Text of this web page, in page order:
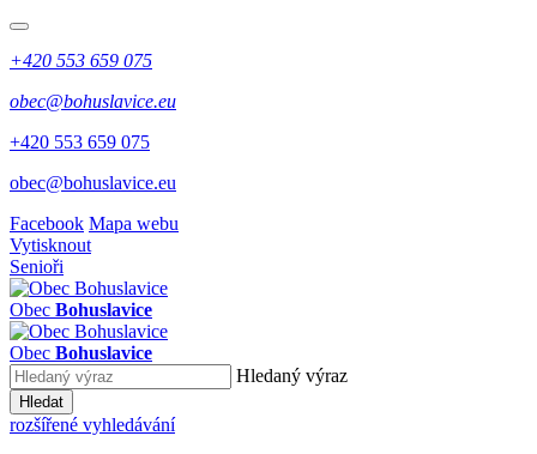
+420 553 659 075
obec@bohuslavice.eu
+420 553 659 075
obec@bohuslavice.eu
Facebook Mapa webu
Vytisknout
Senioři
Obec Bohuslavice
Obec Bohuslavice
Hledaný výraz
Hledat
rozšířené vyhledávání